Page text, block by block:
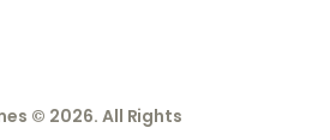
© 2026. All Rights